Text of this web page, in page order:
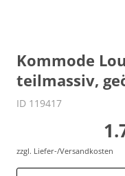
Kommode
teilmassiv,
ID 119417
zzgl. Liefer-/Versandkosten